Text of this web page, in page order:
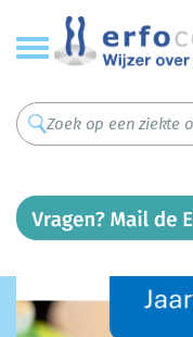
Overslaan
en
naar
inhoud
gaan